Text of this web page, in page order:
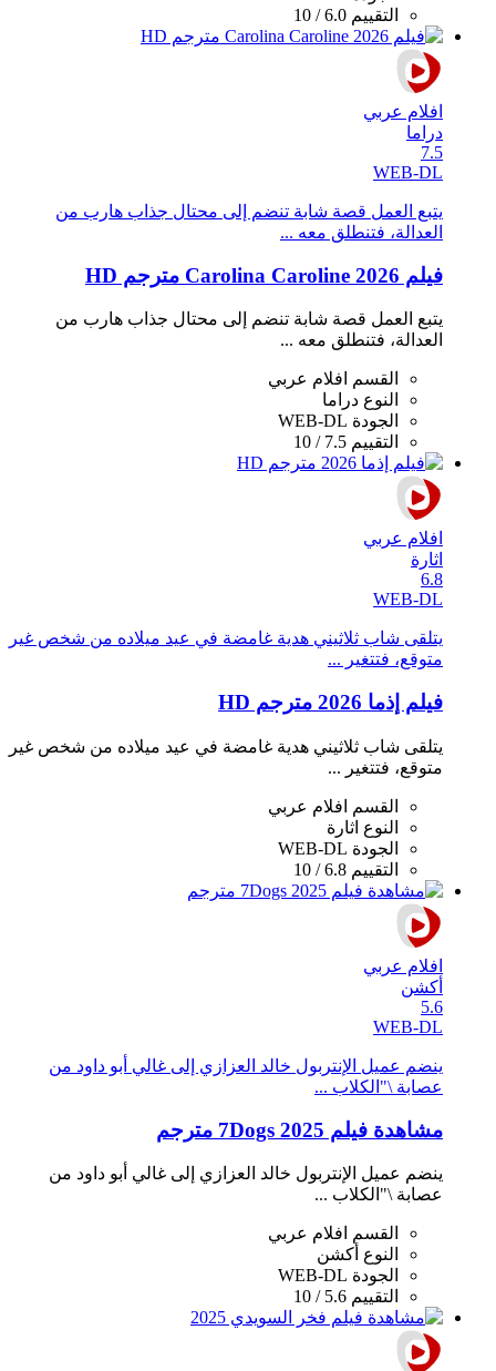
التقييم 6.0 / 10
افلام عربي
دراما
7.5
WEB-DL
يتبع العمل قصة شابة تنضم إلى محتال جذاب هارب من
العدالة، فتنطلق معه ...
فيلم Carolina Caroline 2026 مترجم HD
يتبع العمل قصة شابة تنضم إلى محتال جذاب هارب من
العدالة، فتنطلق معه ...
القسم افلام عربي
النوع دراما
الجودة WEB-DL
التقييم 7.5 / 10
افلام عربي
اثارة
6.8
WEB-DL
يتلقى شاب ثلاثيني هدية غامضة في عيد ميلاده من شخص غير
متوقع، فتتغير ...
فيلم إذما 2026 مترجم HD
يتلقى شاب ثلاثيني هدية غامضة في عيد ميلاده من شخص غير
متوقع، فتتغير ...
القسم
افلام عربي
النوع اثارة
الجودة WEB-DL
التقييم 6.8 / 10
افلام عربي
أكشن
5.6
WEB-DL
ينضم عميل الإنتربول خالد العزازي إلى غالي أبو داود من
عصابة \"الكلاب ...
مشاهدة فيلم 7Dogs 2025 مترجم
ينضم عميل الإنتربول خالد العزازي إلى غالي أبو داود من
عصابة \"الكلاب ...
القسم
افلام عربي
النوع أكشن
الجودة WEB-DL
التقييم 5.6 / 10